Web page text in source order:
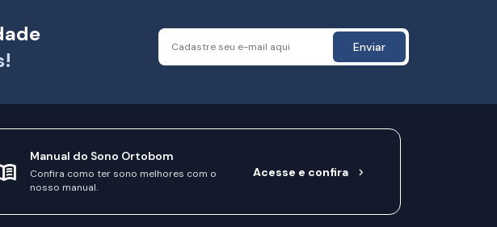
Enviar
Manual do Sono Ortobom
Confira como ter sono melhores com o
nosso manual.
Acesse e confira